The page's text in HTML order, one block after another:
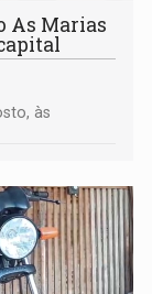
As Marias
às